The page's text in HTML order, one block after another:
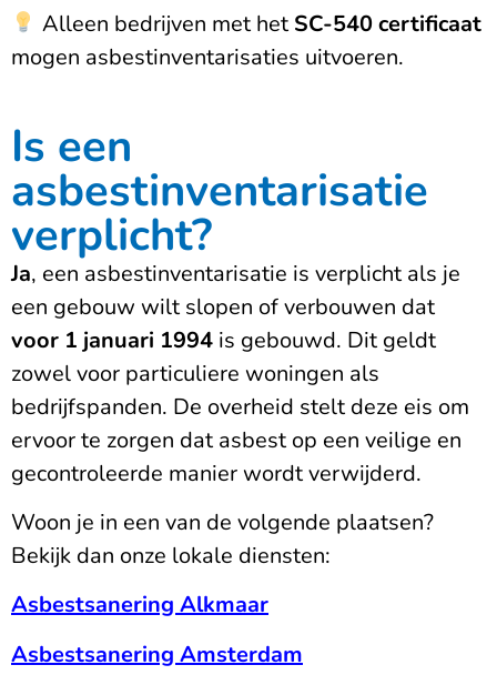
Alleen bedrijven met het SC-540 certificaat
mogen asbestinventarisaties uitvoeren.
Is een
asbestinventarisatie
verplicht?
Ja, een asbestinventarisatie is verplicht als je
een gebouw wilt slopen of verbouwen dat
voor 1 januari 1994 is gebouwd. Dit geldt
zowel voor particuliere woningen als
bedrijfspanden. De overheid stelt deze eis om
ervoor te zorgen dat asbest op een veilige en
gecontroleerde manier wordt verwijderd.
Woon je in een van de volgende plaatsen?
Bekijk dan onze lokale diensten:
Asbestsanering Alkmaar
Asbestsanering Amsterdam